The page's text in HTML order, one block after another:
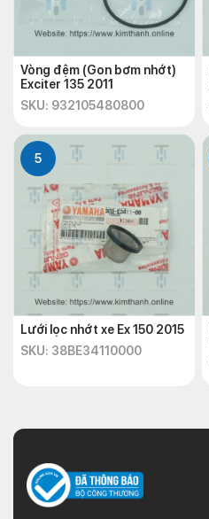
Vòng đệm (Gon bơm nhớt)
Exciter 135 2011
SKU: 932105480800
5
Lưới lọc nhớt xe Ex 150 2015
SKU: 38BE34110000